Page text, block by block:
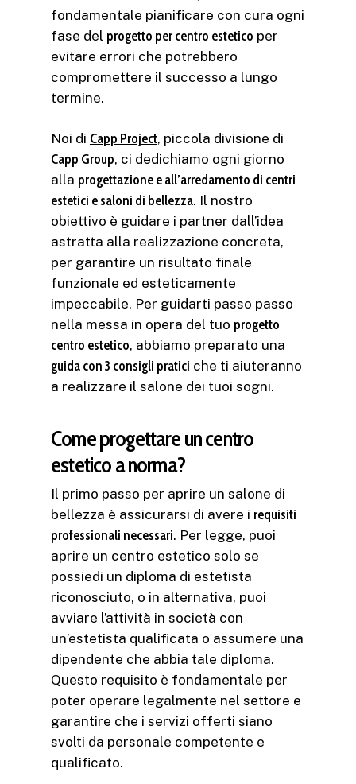
fondamentale pianificare con cura ogni
fase del progetto per centro estetico per
evitare errori che potrebbero
compromettere il successo a lungo
termine.
Noi di Capp Project, piccola divisione di
Capp Group, ci dedichiamo ogni giorno
alla progettazione e all’arredamento di centri
estetici e saloni di bellezza. Il nostro
obiettivo è guidare i partner dall’idea
astratta alla realizzazione concreta,
per garantire un risultato finale
funzionale ed esteticamente
impeccabile. Per guidarti passo passo
nella messa in opera del tuo progetto
centro estetico, abbiamo preparato una
guida con 3 consigli pratici che ti aiuteranno
a realizzare il salone dei tuoi sogni.
Come progettare un centro
estetico a norma?
Il primo passo per aprire un salone di
bellezza è assicurarsi di avere i requisiti
professionali necessari. Per legge, puoi
aprire un centro estetico solo se
possiedi un diploma di estetista
riconosciuto, o in alternativa, puoi
avviare l’attività in società con
un’estetista qualificata o assumere una
dipendente che abbia tale diploma.
Questo requisito è fondamentale per
poter operare legalmente nel settore e
garantire che i servizi offerti siano
svolti da personale competente e
qualificato.